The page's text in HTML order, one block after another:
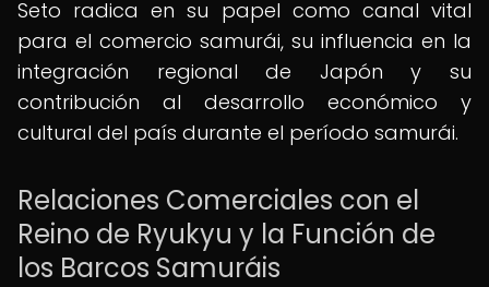
Seto radica en su papel como canal vital
para el comercio samurái, su influencia en la
integración regional de Japón y su
contribución al desarrollo económico y
cultural del país durante el período samurái.
Relaciones Comerciales con el
Reino de Ryukyu y la Función de
los Barcos Samuráis